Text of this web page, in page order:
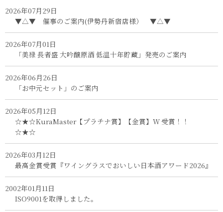
2026年07月29日
▼△▼ 催事のご案内(伊勢丹新宿店様） ▼△▼
2026年07月01日
「美禄 長者盛 大吟醸原酒 低温十年貯蔵」発売のご案内
2026年06月26日
「お中元セット」のご案内
2026年05月12日
☆★☆KuraMaster【プラチナ賞】【金賞】W 受賞！！
☆★☆
2026年03月12日
最高金賞受賞『ワイングラスでおいしい日本酒アワード2026』
2002年01月11日
ISO9001を取得しました。